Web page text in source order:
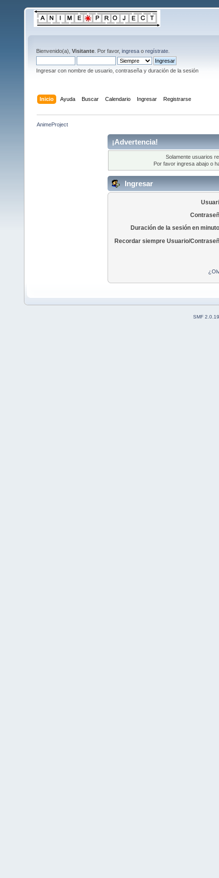
Bienvenido(a), Visitante . Por favor, ingresa o regístrate
Ingresar con nombre de usuario, contraseña y duración de la sesión
Inicio Ayuda Buscar Calendario Ingresar Registrarse
AnimeProject
¡Advertencia!
Solamente usuarios
Por favor ingresa abajo o
Ingresar
Duración de la sesión en
Recordar siempre Usuario/
SMF 2.0.19